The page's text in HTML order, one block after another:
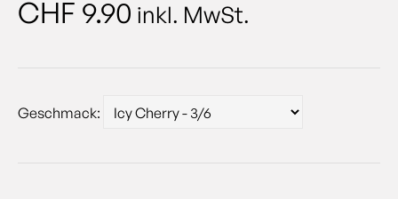
CHF 9.90 inkl. MwSt.
Geschmack: